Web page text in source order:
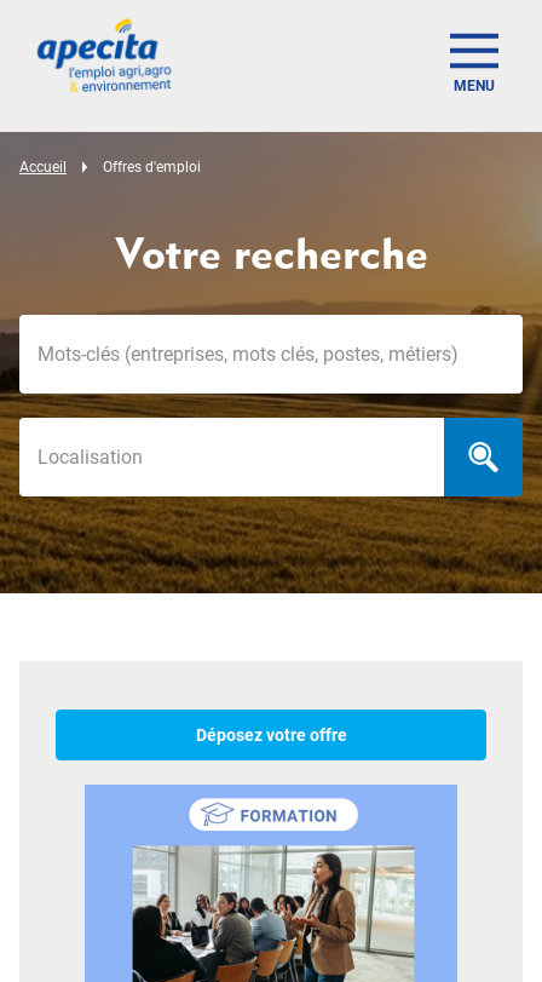
MENU
Accueil Offres d'emploi
Votre recherche
Déposez votre offre